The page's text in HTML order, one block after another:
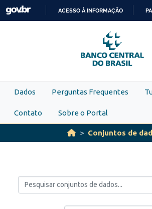
Skip to main content
PARA
O
CONTEÚDO
ACESSO À INFORMAÇÃO
Dados Perguntas Frequentes
Contato Sobre o Portal
Conjuntos de